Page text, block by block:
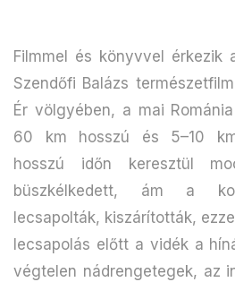
Filmmel és könyvvel érkezik
Szendőfi Balázs
Ér völgyében, a mai
60 km hosszú és 5–10
hosszú időn keresztül
büszkélkedett, ám a
lecsapolták, kiszárították,
lecsapolás előtt a vidék a
végtelen nádrengetegek, az